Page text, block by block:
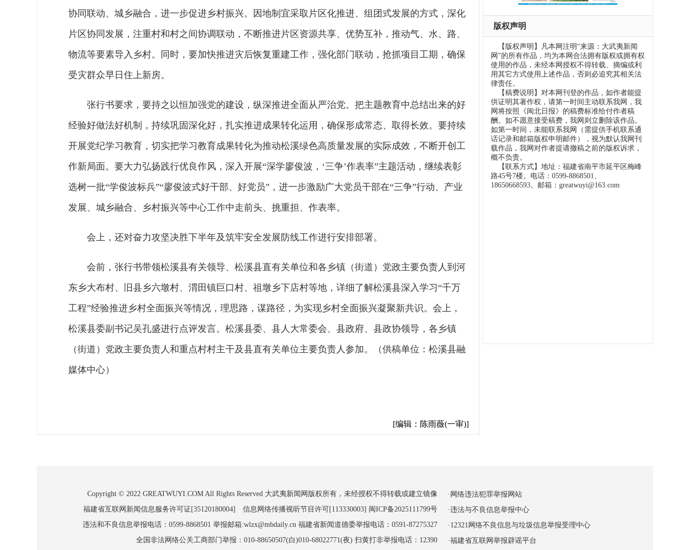
协同联动、城乡融合，进一步促进乡村振兴。因地制宜采取片区化推进、组团式发展的方式，深化
片区协同发展，注重村和村之间协调联动，不断推进片区资源共享、优势互补，推动气、水、路、
物流等要素导入乡村。同时，要加快推进灾后恢复重建工作，强化部门联动，抢抓项目工期，确保
受灾群众早日住上新房。
张行书要求，要持之以恒加强党的建设，纵深推进全面从严治党。把主题教育中总结出来的好
经验好做法好机制，持续巩固深化好，扎实推进成果转化运用，确保形成常态、取得长效。要持续
开展党纪学习教育，切实把学习教育成果转化为推动松溪绿色高质量发展的实际成效，不断开创工
作新局面。要大力弘扬践行优良作风，深入开展“深学廖俊波，‘三争’作表率”主题活动，继续表彰
选树一批“学俊波标兵”“廖俊波式好干部、好党员”，进一步激励广大党员干部在“三争”行动、产业
发展、城乡融合、乡村振兴等中心工作中走前头、挑重担、作表率。
会上，还对奋力攻坚决胜下半年及筑牢安全发展防线工作进行安排部署。
会前，张行书带领松溪县有关领导、松溪县直有关单位和各乡镇（街道）党政主要负责人到河
东乡大布村、旧县乡六墩村、渭田镇巨口村、祖墩乡下店村等地，详细了解松溪县深入学习“千万
工程”经验推进乡村全面振兴等情况，理思路，谋路径，为实现乡村全面振兴凝聚新共识。会上，
松溪县委副书记吴孔盛进行点评发言。松溪县委、县人大常委会、县政府、县政协领导，各乡镇
（街道）党政主要负责人和重点村村主干及县直有关单位主要负责人参加。（供稿单位：松溪县融
媒体中心）
[编辑：陈雨薇(一审)]
版权声明
【版权声明】凡本网注明“来源：大武夷新闻
网”的所有作品，均为本网合法拥有版权或拥有权
使用的作品，未经本网授权不得转载、摘编或利
用其它方式使用上述作品，否则必追究其相关法
律责任。
【稿费说明】对本网刊登的作品，如作者能提
供证明其著作权，请第一时间主动联系我网，我
网将按照《闽北日报》的稿费标准给付作者稿
酬。如不愿意接受稿费，我网则立删除该作品。
如第一时间，未能联系我网（需提供手机联系通
话记录和邮箱版权申明邮件），视为默认我网刊
载作品，我网对作者提请撤稿之前的版权诉求，
概不负责。
【联系方式】地址：福建省南平市延平区梅峰
路45号7楼。电话：0599-8868501、
18650668593。邮箱：greatwuyi@163.com
Copyright © 2022 GREATWUYI.COM All Rights Reserved 大武夷新闻网版权所有，未经授权不得转载或建立镜像
福建省互联网新闻信息服务许可证[35120180004] 信息网络传播视听节目许可[113330003] 闽ICP备2025111799号
违法和不良信息举报电话：0599-8868501 举报邮箱:wlzx@mbdaily.cn 福建省新闻道德委举报电话：0591-87275327
全国非法网络公关工商部门举报：010-88650507(白)010-68022771(夜) 扫黄打非举报电话：12390
·网络违法犯罪举报网站
·违法与不良信息举报中心
·12321网络不良信息与垃圾信息举报受理中心
·福建省互联网举报辟谣平台